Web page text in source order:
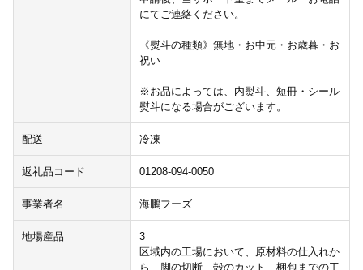
にてご連絡ください。
《熨斗の種類》無地・お中元・お歳暮・お
祝い
※お品によっては、内熨斗、短冊・シール
熨斗になる場合がございます。
配送 冷凍
返礼品コード 01208-094-0050
事業者名 海鵬フーズ
地場産品
3
区域内の工場において、原材料の仕入れか
ら、脚の切断、殻のカット、梱包までの工